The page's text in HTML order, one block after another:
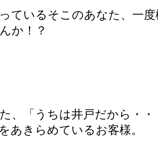
ているそこのあなた、一
か！？
、「うちは井戸だから・
あきらめているお客様。